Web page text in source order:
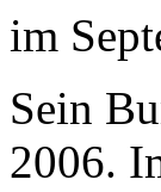
im
Sein
2006.